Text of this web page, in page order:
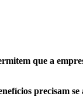
que a
precisam